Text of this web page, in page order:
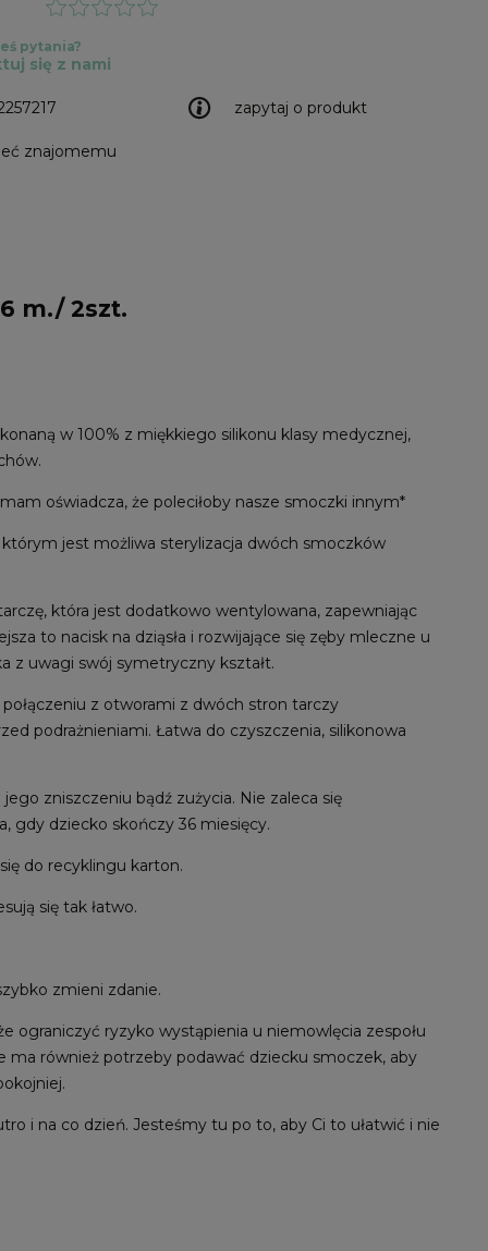
zapytaj o produkt
znajomemu
pytania?
się z nami
m./ 2szt.
w 100% z miękkiego silikonu klasy medycznej,
oświadcza, że poleciłoby nasze smoczki innym*
jest możliwa sterylizacja dwóch smoczków
która jest dodatkowo wentylowana, zapewniając
to nacisk na dziąsła i rozwijające się zęby mleczne u
z uwagi swój symetryczny kształt.
z otworami z dwóch stron tarczy
podrażnieniami. Łatwa do czyszczenia, silikonowa
zniszczeniu bądź zużycia. Nie zaleca się
gdy dziecko skończy 36 miesięcy.
do recyklingu karton.
się tak łatwo.
zmieni zdanie.
ograniczyć ryzyko wystąpienia u niemowlęcia zespołu
ma również potrzeby podawać dziecku smoczek, aby
i na co dzień. Jesteśmy tu po to, aby Ci to ułatwić i nie